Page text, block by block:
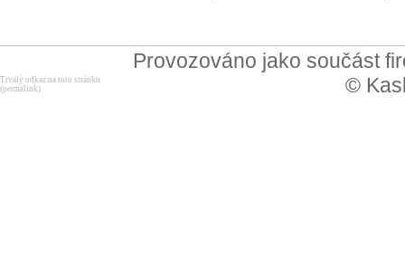
Provozováno jako součást
©
Trvalý odkaz na tuto stránku
(permalink)